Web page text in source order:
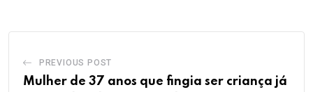
PREVIOUS POST
Mulher de 37 anos que fingia ser criança já